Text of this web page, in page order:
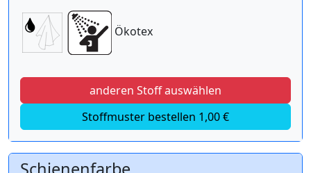
Ökotex
anderen Stoff auswählen
Stoffmuster bestellen 1,00 €